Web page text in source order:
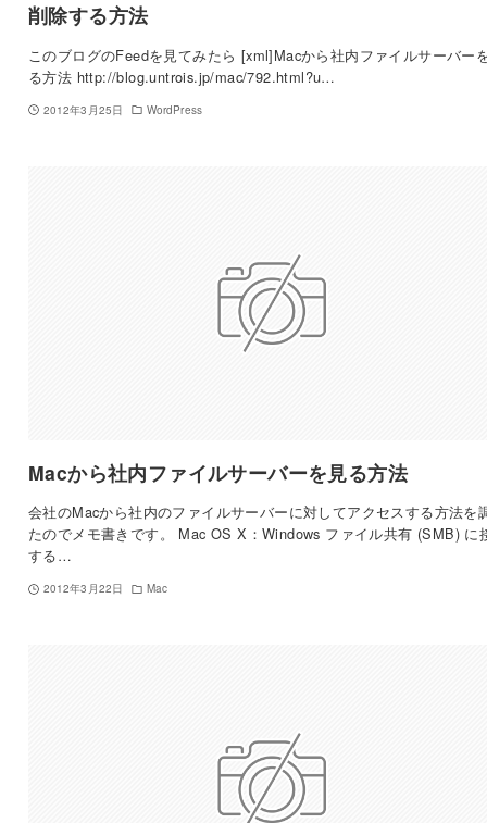
削除する方法
このブログのFeedを見てみたら [xml]Macから社内ファイルサーバー
る方法 http://blog.untrois.jp/mac/792.html?u…
2012年3月25日 WordPress
Macから社内ファイルサーバーを見る方法
会社のMacから社内のファイルサーバーに対してアクセスする方法を
たのでメモ書きです。 Mac OS X：Windows ファイル共有 (SMB) に
する…
2012年3月22日 Mac